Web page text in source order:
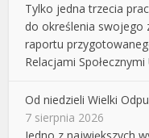
Tylko jedna trzecia
do określenia swojego
raportu
Relacjami
Od niedzieli Wielki
7 sierpnia 2026